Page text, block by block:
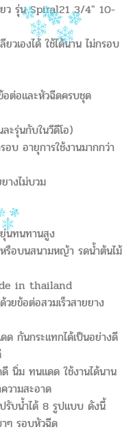
ยว รุ่น Spiral21 3/4″ 10-
วเองได้ ใช้ได้นาน ไม่กรอบ
ต่อและหัวฉีดครบชุด
ะรุ่นกับในวีดีโอ)
อบ อายุการใช้งานมากกว่า
างไม่บวม
นทนทานสูง
รือบนสนามหญ้า รดน้ำต้นไม้
in thailand
ยข้อต่อสวมเร็วสายยาง
กันกระแทกได้เป็นอย่างดี
นิ่ม ทนแดด ใช้งานได้นาน
วามสะอาด
รับน้ำได้ 8 รูปแบบ ดังนี้
ๆ รอบหัวฉีด